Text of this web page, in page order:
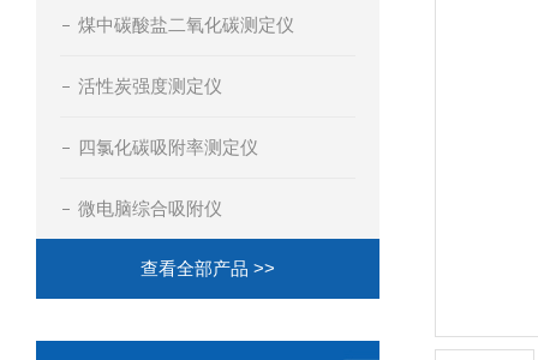
煤中碳酸盐二氧化碳测定仪
活性炭强度测定仪
四氯化碳吸附率测定仪
微电脑综合吸附仪
查看全部产品 >>